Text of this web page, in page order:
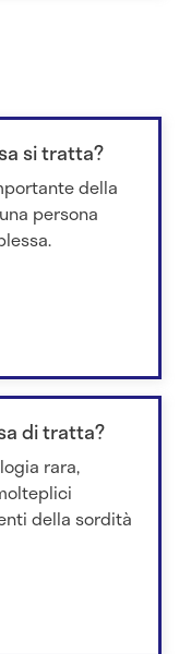
si tratta?
della
persona
di tratta?
rara,
della sordità